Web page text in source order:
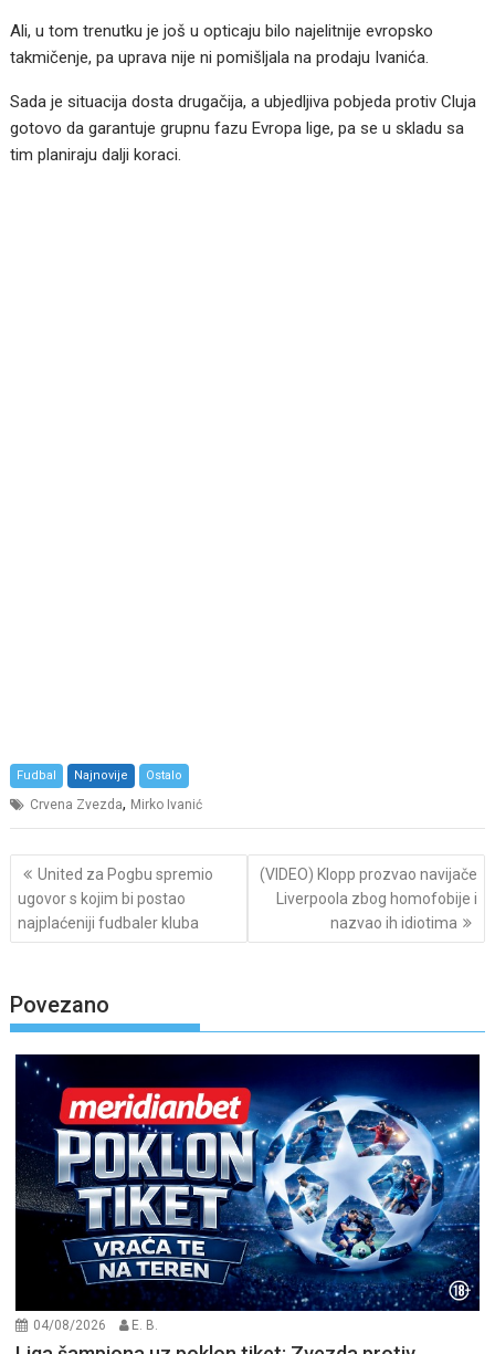
Ali, u tom trenutku je još u opticaju bilo najelitnije evropsko
takmičenje, pa uprava nije ni pomišljala na prodaju Ivanića.
Sada je situacija dosta drugačija, a ubjedljiva pobjeda protiv Cluja
gotovo da garantuje grupnu fazu Evropa lige, pa se u skladu sa
tim planiraju dalji koraci.
Fudbal Najnovije Ostalo
Crvena Zvezda, Mirko Ivanić
Post
navigation
United za Pogbu spremio
ugovor s kojim bi postao
najplaćeniji fudbaler kluba
(VIDEO) Klopp prozvao navijače
Liverpoola zbog homofobije i
nazvao ih idiotima
Povezano
04/08/2026 E. B.